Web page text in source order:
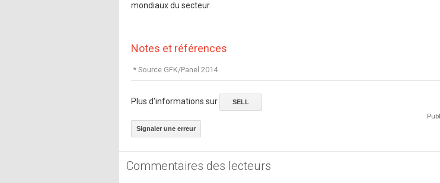
mondiaux du secteur.
Notes et références
* Source GFK/Panel 2014
Plus d'informations sur SELL
Signaler une erreur
Commentaires des lecteurs